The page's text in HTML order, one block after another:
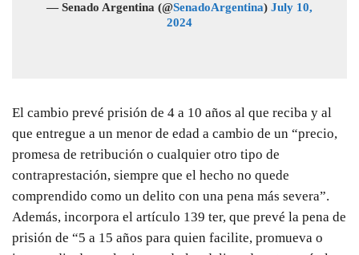
— Senado Argentina (@SenadoArgentina) July 10,
2024
El cambio prevé prisión de 4 a 10 años al que reciba y al
que entregue a un menor de edad a cambio de un “precio,
promesa de retribución o cualquier otro tipo de
contraprestación, siempre que el hecho no quede
comprendido como un delito con una pena más severa”.
Además, incorpora el artículo 139 ter, que prevé la pena de
prisión de “5 a 15 años para quien facilite, promueva o